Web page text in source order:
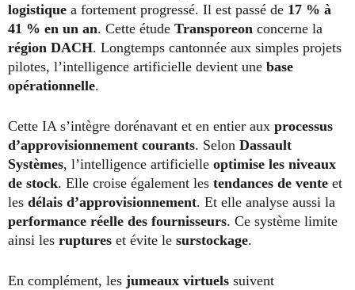
logistique a fortement progressé. Il est passé de 17 % à
41 % en un an. Cette étude Transporeon concerne la
région DACH. Longtemps cantonnée aux simples projets
pilotes, l’intelligence artificielle devient une base
opérationnelle.
Cette IA s’intègre dorénavant et en entier aux processus
d’approvisionnement courants. Selon Dassault
Systèmes, l’intelligence artificielle optimise les niveaux
de stock. Elle croise également les tendances de vente et
les délais d’approvisionnement. Et elle analyse aussi la
performance réelle des fournisseurs. Ce système limite
ainsi les ruptures et évite le surstockage.
En complément, les jumeaux virtuels suivent